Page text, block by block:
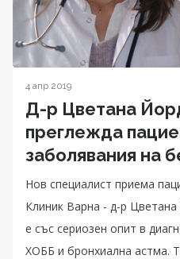
4 апр 2019
Д-р Цветана
преглежда
заболявания на
Нов специалист приема
Клиник Варна - д-р
е със сериозен опит в
ХОББ и бронхиална астма.